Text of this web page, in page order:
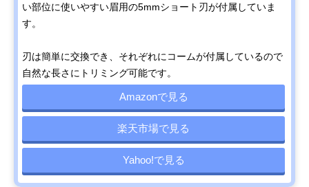
い部位に使いやすい眉用の5mmショート刃が付属していま
す。
刃は簡単に交換でき、それぞれにコームが付属しているので
自然な長さにトリミング可能です。
Amazonで見る
楽天市場で見る
Yahoo!で見る